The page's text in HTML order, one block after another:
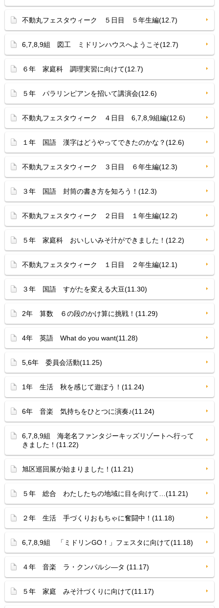
不動丸フェスタウィーク ５日目 ５年生編(12.7)
6,7,8,9組 図工 ミドリンハウスへようこそ(12.7)
６年 家庭科 調理実習に向けて(12.7)
５年 パラリンピアンを招いて講演会(12.6)
不動丸フェスタウィーク ４日目 6,7,8,9組編(12.6)
１年 国語 漢字はどうやってできたのかな？(12.6)
不動丸フェスタウィーク ３日目 ６年生編(12.3)
３年 国語 封筒の書き方を知ろう！(12.3)
不動丸フェスタウィーク ２日目 １年生編(12.2)
５年 家庭科 おいしいみそ汁ができました！(12.2)
不動丸フェスタウィーク １日目 ２年生編(12.1)
３年 国語 すがたを変える大豆(11.30)
2年 算数 ６の段のかけ算に挑戦！(11.29)
4年 英語 What do you want(11.28)
5,6年 委員会活動(11.25)
1年 生活 秋を感じて遊ぼう！(11.24)
6年 音楽 気持ちをひとつに演奏♪(11.24)
6,7,8,9組 海老名ファンタジーキッズリゾートへ行って
きました！(11.22)
旭区巡回展が始まりました！(11.21)
５年 総合 わたしたちの地域に目を向けて…(11.21)
２年 生活 手づくりおもちゃに奮闘中！(11.18)
6,7,8,9組 「ミドリンGO！」フェスタに向けて(11.18)
４年 音楽 ラ・クンパルシ—タ (11.17)
５年 家庭 みそ汁づくりに向けて(11.17)